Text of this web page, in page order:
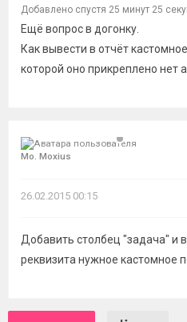
Добавлено спустя 25 минут 25
Ещё вопрос в догонку.
Как вывести в отчёт
которой оно прикреплено нет
Mo. Moxius
26.02.2015 00:15
Добавить столбец "задача" и
реквизита нужное кастомное